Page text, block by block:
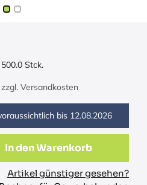
500.0 Stck.
Versandkosten
bis 12.08.2026
In den Warenkorb
Artikel günstiger gesehen?